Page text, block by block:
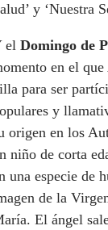
y ‘Nuestra
el Domingo de
en el que
para ser
y
origen en los
niño de corta
una especie de
de la
El ángel